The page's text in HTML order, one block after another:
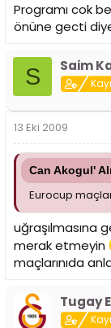
Programı cok
önüne gecti
S Saim
13 Eki 2009
Can Akogul'
Eurocup
uğraşılmasına
merak etmeyin
maçlarınıda
Tugay